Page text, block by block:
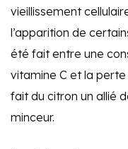
vieillissement
l’apparition de
été fait entre une
vitamine C et la
fait du citron un allié
minceur.